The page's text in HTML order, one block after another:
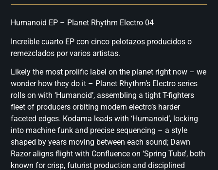
Humanoid EP – Planet Rhythm Electro 04
Increíble cuarto EP con cinco pelotazos producidos o
remezclados por varios artistas.
Likely the most prolific label on the planet right now – we
wonder how they do it – Planet Rhythm’s Electro series
rolls on with ‘Humanoid’, assembling a tight T-fighters
fleet of producers orbiting modern electro’s harder
faceted edges. Kodama leads with ‘Humanoid’, locking
into machine funk and precise sequencing – a style
shaped by years moving between each sound; Dawn
Razor aligns flight with Confluence on ‘Spring Tube’, both
known for crisp, futurist production and disciplined